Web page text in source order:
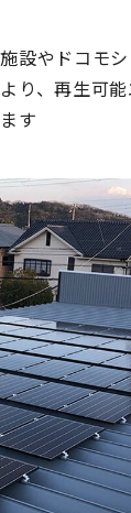
設やドコモ
り、再生可
す